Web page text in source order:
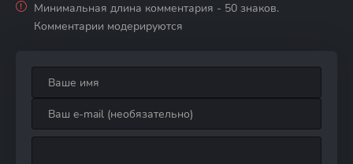
Минимальная длина комментария - 50 знаков.
Комментарии модерируются